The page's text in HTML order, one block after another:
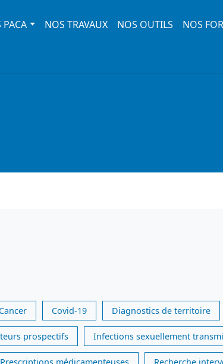
PACA NOS TRAVAUX NOS OUTILS NOS
Cancer Covid-19 Diagnostics de territoire
prospectifs Infections sexuellement